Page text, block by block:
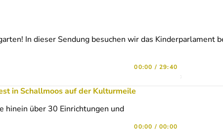
In dieser Sendung besuchen wir das Kinderparlament
00:00 / 29:40
in Schallmoos auf der Kulturmeile
hinein über 30 Einrichtungen und
00:00 / 00:00